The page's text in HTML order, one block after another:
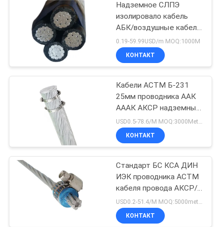
НОВОСТИ
BLOG
ОТПРАВИТЬ
ЗАПРОС
КАРТА
САЙТА
ПОЛИТИКА
КОНФИДЕНЦИАЛЬНОСТИ
Надземное СЛПЭ
изолировало кабель
АБК/воздушные кабель
пачки/провод для ввода
обслуживания
0.19-59.99USD/m MOQ:1000М
КОНТАКТ
Кабели АСТМ Б-231
25мм проводника ААК
АААК АКСР надземные
электрические 35мм
50мм 70мм
КОНТАКТ
Стандарт БС КСА ДИН
ИЭК проводника АСТМ
кабеля провода АКСР/
АКСР обнаженный
КОНТАКТ